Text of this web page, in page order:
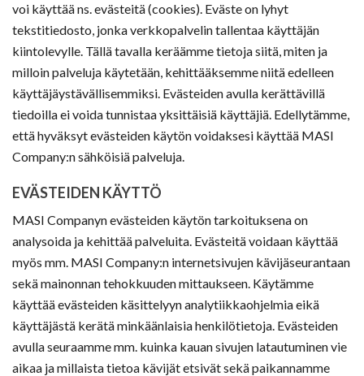
voi käyttää ns. evästeitä (cookies). Eväste on lyhyt
tekstitiedosto, jonka verkkopalvelin tallentaa käyttäjän
kiintolevylle. Tällä tavalla keräämme tietoja siitä, miten ja
milloin palveluja käytetään, kehittääksemme niitä edelleen
käyttäjäystävällisemmiksi. Evästeiden avulla kerättävillä
tiedoilla ei voida tunnistaa yksittäisiä käyttäjiä. Edellytämme,
että hyväksyt evästeiden käytön voidaksesi käyttää MASI
Company:n sähköisiä palveluja.
EVÄSTEIDEN KÄYTTÖ
MASI Companyn evästeiden käytön tarkoituksena on
analysoida ja kehittää palveluita. Evästeitä voidaan käyttää
myös mm. MASI Company:n internetsivujen kävijäseurantaan
sekä mainonnan tehokkuuden mittaukseen. Käytämme
käyttää evästeiden käsittelyyn analytiikkaohjelmia eikä
käyttäjästä kerätä minkäänlaisia henkilötietoja. Evästeiden
avulla seuraamme mm. kuinka kauan sivujen latautuminen vie
aikaa ja millaista tietoa kävijät etsivät sekä paikannamme